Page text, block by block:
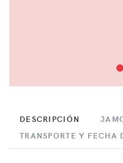
DESCRIPCIÓN
TRANSPORTE Y FECHA